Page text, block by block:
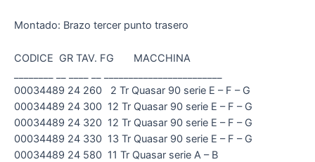
Montado: Brazo tercer punto trasero
CODICE GR TAV. FG MACCHINA
00034489 24 260 2 Tr Quasar 90 serie E – F – G
00034489 24 300 12 Tr Quasar 90 serie E – F – G
00034489 24 320 12 Tr Quasar 90 serie E – F – G
00034489 24 330 13 Tr Quasar 90 serie E – F – G
00034489 24 580 11 Tr Quasar serie A – B